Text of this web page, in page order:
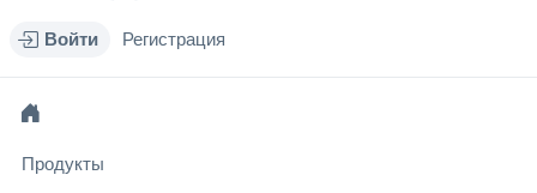
Войти Регистрация
Продукты